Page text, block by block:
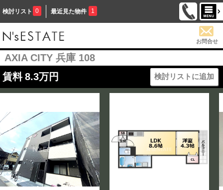
検討リスト 0 最近見た物件 1
お問合せ
AXIA CITY 兵庫 108
賃料 8.3万円 検討リストに追加